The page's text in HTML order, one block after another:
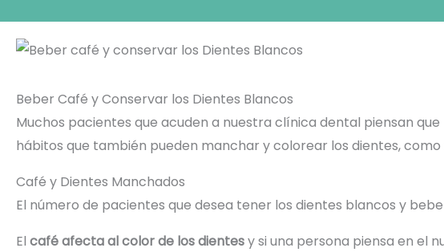
Beber Café y Conservar los Dientes Blancos
Muchos pacientes que acuden a nuestra clínica dental piensan
hábitos que también pueden manchar y colorear los dientes,
Café y Dientes Manchados
El número de pacientes que desea tener los dientes blancos y
El café afecta al color de los dientesy si una persona piensa en el